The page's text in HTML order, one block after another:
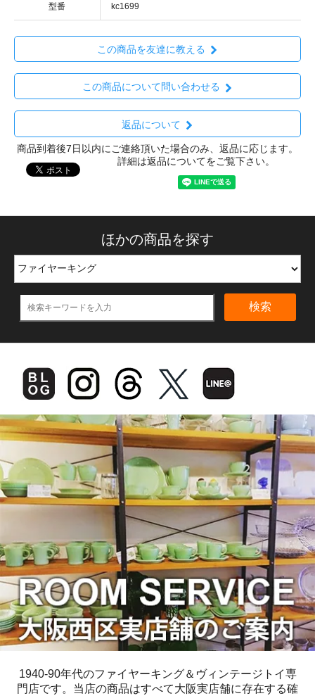
型番 kc1699
この商品を友達に教える
この商品について問い合わせる
返品について
商品到着後7日以内にご連絡頂いた場合のみ、返品に応じます。
詳細は返品についてをご覧下さい。
ほかの商品を探す
検索
1940-90年代のファイヤーキング＆ヴィンテージトイ専
門店です。当店の商品はすべて大阪実店舗に存在する確